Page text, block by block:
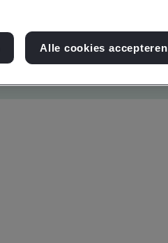
Alle cookies accepteren